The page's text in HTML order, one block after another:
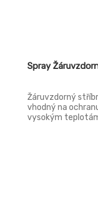
Spray
Žáruvzdorný
vhodný na
vysokým